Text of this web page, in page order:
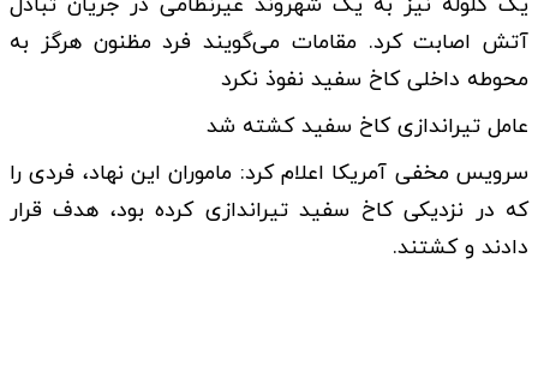
آتش اصابت کرد. مقامات می‌گویند فرد مظنون هرگز به
محوطه داخلی کاخ سفید نفوذ نکرد
عامل تیراندازی کاخ سفید کشته شد
سرویس مخفی آمریکا اعلام کرد: ماموران این نهاد، فردی را
که در نزدیکی کاخ سفید تیراندازی کرده بود، هدف قرار
دادند و کشتند.